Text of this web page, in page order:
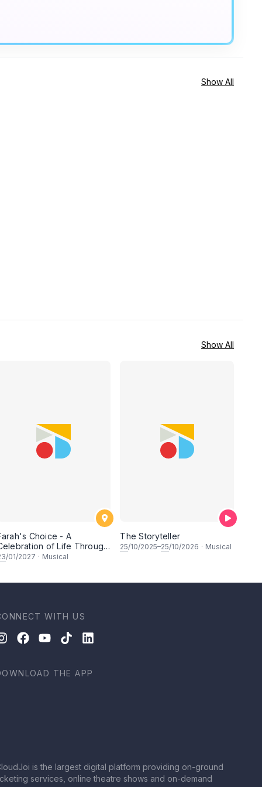
Show All
Show All
Choice - A
of Life Through
& Dance
/01/2027 · Musical
The Storyteller
25/10/2025–25/10/2026 · Musical
WITH US
THE APP
is the largest digital platform providing on-ground
services, online theatre shows and on-demand